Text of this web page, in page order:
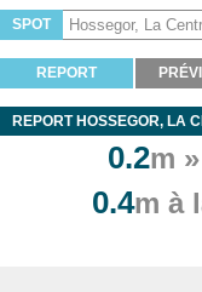
SPOT
REPORT
REPORT HOSSEGOR, LA
0.2m »
0.4m à